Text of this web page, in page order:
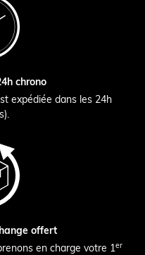
chrono
expédiée dans les 24h
offert
en charge votre 1er